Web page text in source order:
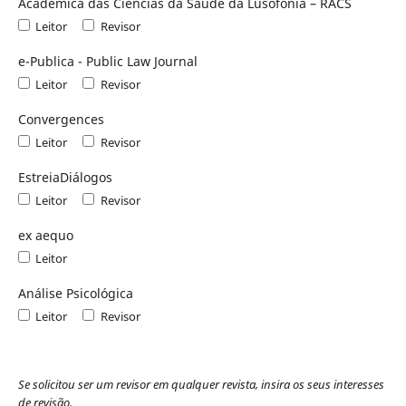
Leitor Revisor
e-Publica - Public Law Journal
Leitor Revisor
Convergences
Leitor Revisor
EstreiaDiálogos
Leitor Revisor
ex aequo
Leitor
Análise Psicológica
Leitor Revisor
Se solicitou ser um revisor em qualquer revista, insira os seus interesses
de revisão.